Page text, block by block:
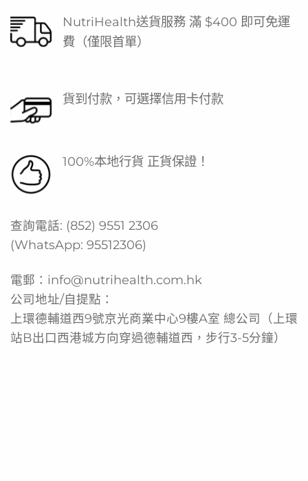
NutriHealth送貨服務 滿 $400 即可免運
費（僅限首單）
貨到付款，可選擇信用卡付款
100%本地行貨 正貨保證！
查詢電話: (852) 9551 2306
(WhatsApp: 95512306)
電郵： info@nutrihealth.com.hk
公司地址/自提點：
上環德輔道西9號京光商業中心9樓A室 總公司（上環
站B出口西港城方向穿過德輔道西，步行3-5分鐘）